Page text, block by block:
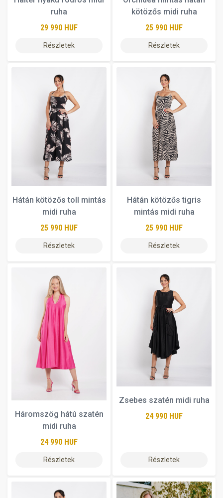
ruha
29 990 HUF
Részletek
kötözős midi ruha
25 990 HUF
Részletek
Hátán kötözős toll mintás
midi ruha
25 990 HUF
Részletek
Hátán kötözős tigris
mintás midi ruha
25 990 HUF
Részletek
Háromszög hátú szatén
midi ruha
24 990 HUF
Részletek
Zsebes szatén midi ruha
24 990 HUF
Részletek